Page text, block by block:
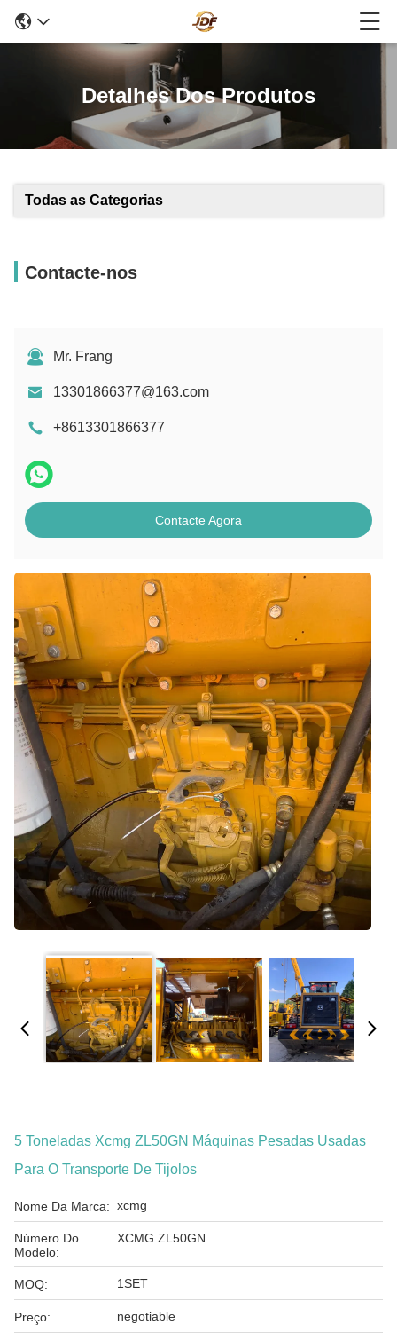
Detalhes Dos Produtos
Todas as Categorias
Contacte-nos
Mr. Frang
13301866377@163.com
+8613301866377
Contacte Agora
5 Toneladas Xcmg ZL50GN Máquinas Pesadas Usadas
Para O Transporte De Tijolos
Nome Da Marca: xcmg
Número Do
Modelo:
XCMG ZL50GN
MOQ: 1SET
Preço: negotiable